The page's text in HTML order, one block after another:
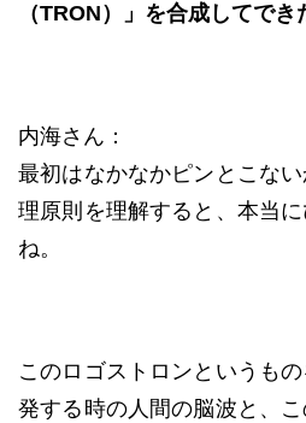
（TRON）」を合成してでき
内海さん：
最初はなかなかピンとこな
理原則を理解すると、本当
ね。
このロゴストロンというも
発する時の人間の脳波と、